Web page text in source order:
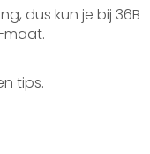
dus kun je bij 36B
maat.
tips.